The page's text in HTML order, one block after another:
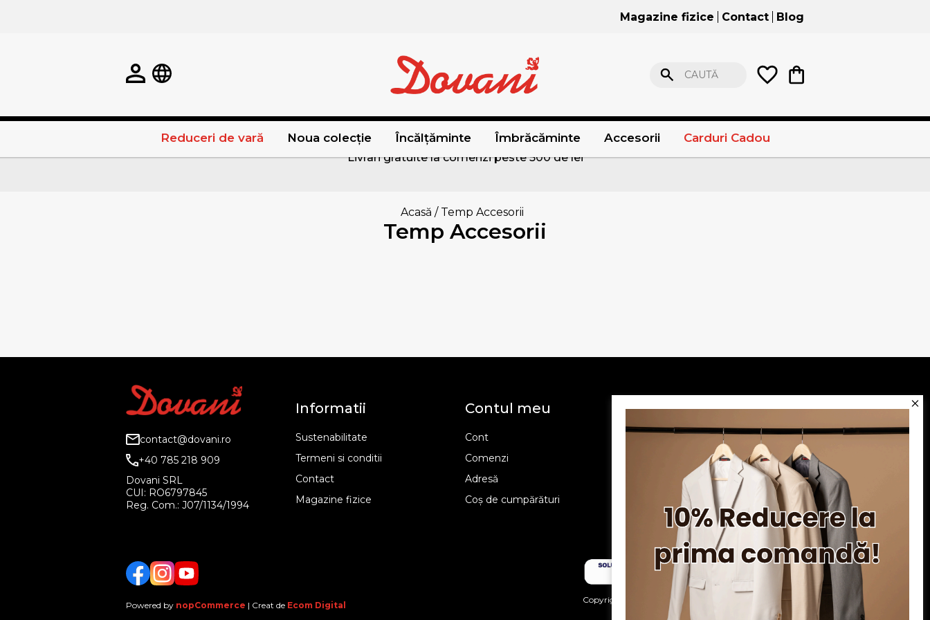
Magazine fizice Contact Blog
CAUTĂ
Reduceri de vară Noua colecție Încălțăminte Îmbrăcăminte Accesorii Carduri Cadou
Livrari gratuite la comenzi peste 500 de lei
Acasă / Temp Accesorii
Temp Accesorii
contact@dovani.ro
+40 785 218 909
Dovani SRL
CUI: RO6797845
Reg. Com.: J07/1134/1994
Informatii
Sustenabilitate
Termeni si conditii
Contact
Magazine fizice
Contul meu
Cont
Comenzi
Adresă
Coș de cumpărături
Serviciu clienți
Apariții în presă
Politica de confidentialitate
Politica de utilizare cookie-uri
FacebookTwitterYouTube
Powered by nopCommerce | Creat de Ecom Digital
Copyright © 2026 Dovani.ro.Toate drepturile rezervate.